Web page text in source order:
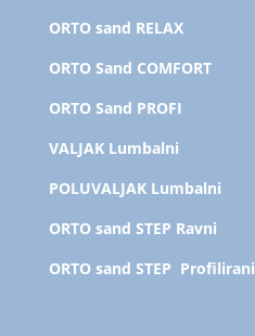
ORTO sand RELAX
ORTO Sand COMFORT
ORTO Sand PROFI
VALJAK Lumbalni
POLUVALJAK Lumbalni
ORTO sand STEP Ravni
ORTO sand STEP Profilirani